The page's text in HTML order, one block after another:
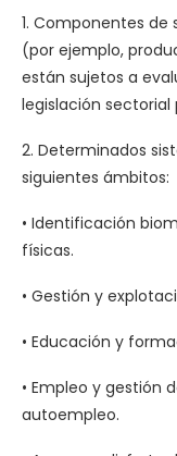
1. Componentes
(por ejemplo,
están sujetos a
legislación sectorial
2. Determinados
siguientes ámbitos:
• Identificación
físicas.
• Gestión y
• Educación y
• Empleo y gestión
autoempleo.